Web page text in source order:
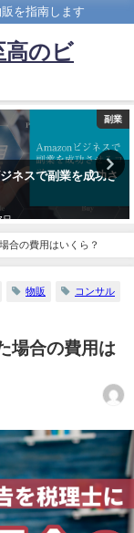
を指南します
高のビ
副業
ネスで副業を成功さ
日
合の費用はいくら？
物販 コンサル
場合の費用は